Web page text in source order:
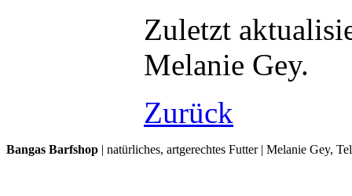
Zuletzt
Melanie Gey.
Zurück
Bangas Barfshop | natürliches, artgerechtes Futter | Melanie Gey,